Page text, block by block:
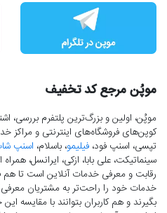
موپُن مرجع کد تخفیف
موپُن، اولین و بزرگ‌ترین پلتفرم بررسی،
کوپن‌های فروشگاه‌های اینترنتی و مراکز
تپسی، اسنپ فود، فیلیمو، باسلام، اسنپ
سینماتیکت، علی بابا، ازکی، ایرانسل،
رقابت و معرفی خدمات آنلاین است تا هم
خدمات خود را راحت‌تر به مشتریان
بگیرند و هم کاربران بتوانند با مقایسه